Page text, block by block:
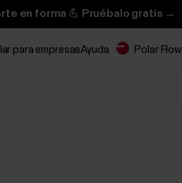
en forma 💪 Pruébalo gratis →
para empresasAyuda Polar Flow